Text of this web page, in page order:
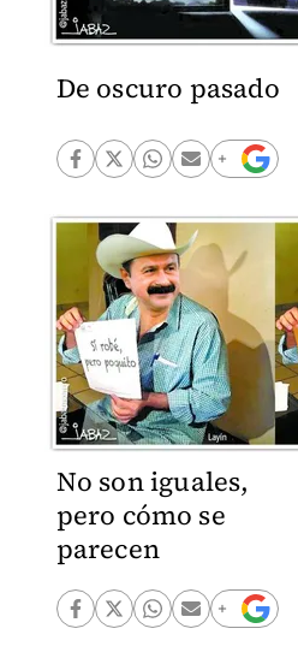
De oscuro pasado
No son iguales,
pero cómo se
parecen